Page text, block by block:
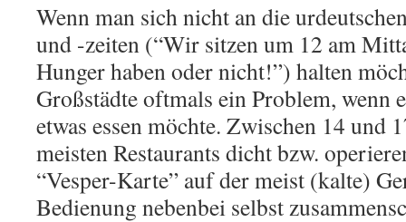
Wenn man sich nicht an die
und -zeiten (“Wir sitzen um 12 am
Hunger haben oder nicht!”) halten
Großstädte oftmals ein Problem, wenn
etwas essen möchte. Zwischen 14 und
meisten Restaurants dicht bzw.
“Vesper-Karte” auf der meist (kalte)
Bedienung nebenbei selbst